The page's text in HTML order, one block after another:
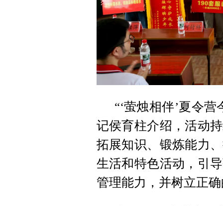
“‘萤烛相伴’夏令
记侯育柱介绍，活动
拓展知识、锻炼能力
生活和特色活动，引
管理能力，并树立正